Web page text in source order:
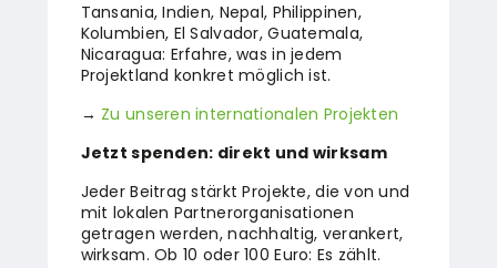
Tansania, Indien, Nepal, Philippinen,
Kolumbien, El Salvador, Guatemala,
Nicaragua: Erfahre, was in jedem
Projektland konkret möglich ist.
→ Zu unseren internationalen Projekten
Jetzt spenden: direkt und wirksam
Jeder Beitrag stärkt Projekte, die von und
mit lokalen Partnerorganisationen
getragen werden, nachhaltig, verankert,
wirksam. Ob 10 oder 100 Euro: Es zählt.